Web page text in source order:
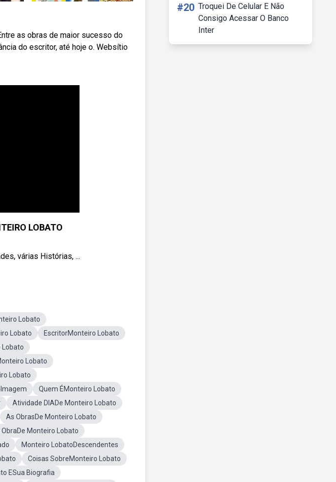
as obras de maior sucesso do
do escritor, até hoje o. Websítio
LOBATO
várias Histórias, ...
Lobato
Lobato
EscritorMonteiro Lobato
Lobato
Lobato
Lobato
Quem ÉMonteiro Lobato
Atividade DIADe Monteiro Lobato
As ObrasDe Monteiro Lobato
ObraDe Monteiro Lobato
Monteiro LobatoDescendentes
Coisas SobreMonteiro Lobato
ESua Biografia
#20 Troquei De Celular E Não
Consigo Acessar O Banco
Inter